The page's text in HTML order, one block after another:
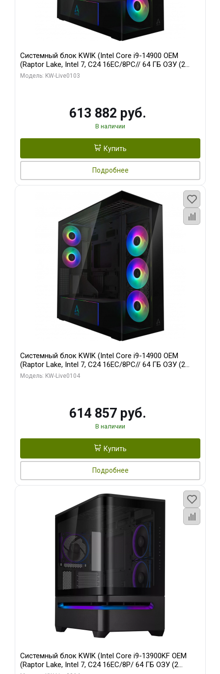
Системный блок KWIK (Intel Core i9-14900 OEM
(Raptor Lake, Intel 7, C24 16EC/8PC// 64 ГБ ОЗУ (2
модуля)/ Afox RTX4090 24GB GDDR6X 384-Bit 3xDP
Модель: KW-Live0103
613 882 руб.
В наличии
Купить
Подробнее
Системный блок KWIK (Intel Core i9-14900 OEM
(Raptor Lake, Intel 7, C24 16EC/8PC// 64 ГБ ОЗУ (2
модуля)/ Afox RTX4090 24GB GDDR6X 384-Bit 3xDP
Модель: KW-Live0104
614 857 руб.
В наличии
Купить
Подробнее
Системный блок KWIK (Intel Core i9-13900KF OEM
(Raptor Lake, Intel 7, C24 16EC/8P/ 64 ГБ ОЗУ (2